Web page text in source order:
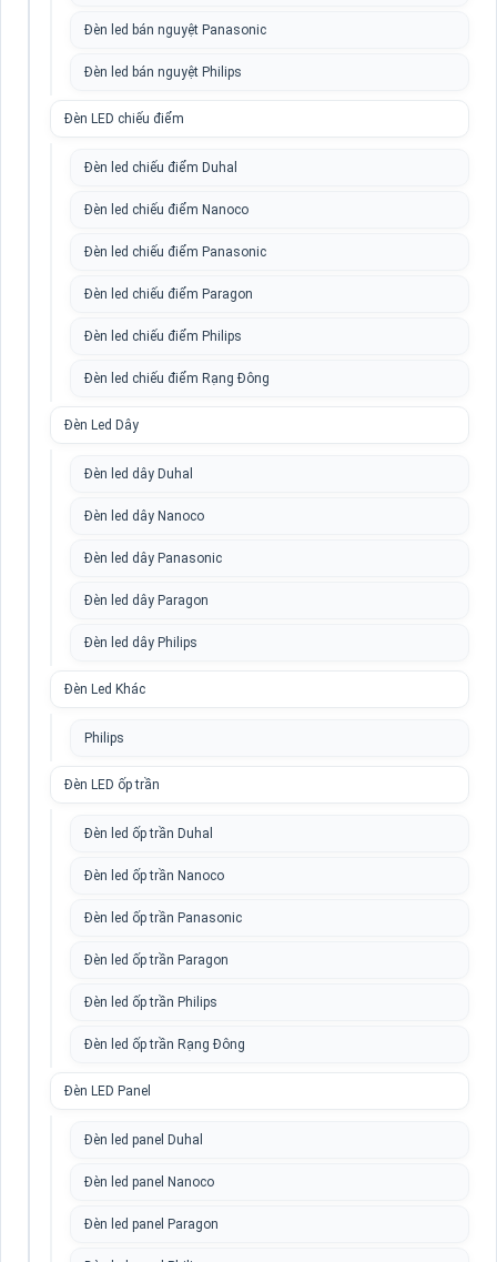
Đèn led bán nguyệt Panasonic
Đèn led bán nguyệt Philips
Đèn LED chiếu điểm
Đèn led chiếu điểm Duhal
Đèn led chiếu điểm Nanoco
Đèn led chiếu điểm Panasonic
Đèn led chiếu điểm Paragon
Đèn led chiếu điểm Philips
Đèn led chiếu điểm Rạng Đông
Đèn Led Dây
Đèn led dây Duhal
Đèn led dây Nanoco
Đèn led dây Panasonic
Đèn led dây Paragon
Đèn led dây Philips
Đèn Led Khác
Philips
Đèn LED ốp trần
Đèn led ốp trần Duhal
Đèn led ốp trần Nanoco
Đèn led ốp trần Panasonic
Đèn led ốp trần Paragon
Đèn led ốp trần Philips
Đèn led ốp trần Rạng Đông
Đèn LED Panel
Đèn led panel Duhal
Đèn led panel Nanoco
Đèn led panel Paragon